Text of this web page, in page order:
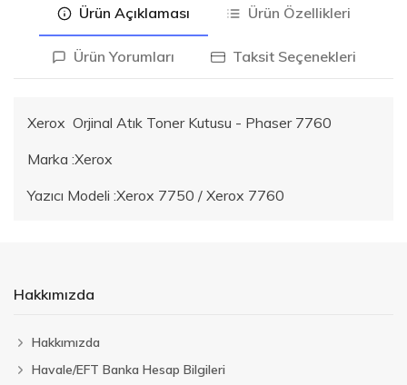
Ürün Açıklaması Ürün Özellikleri
Ürün Yorumları Taksit Seçenekleri
Xerox Orjinal Atık Toner Kutusu - Phaser 7760
Marka :Xerox
Yazıcı Modeli :Xerox 7750 / Xerox 7760
Hakkımızda
Hakkımızda
Havale/EFT Banka Hesap Bilgileri